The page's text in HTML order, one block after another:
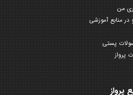
من
منابع آموزشی
پستی
پرواز
پرواز